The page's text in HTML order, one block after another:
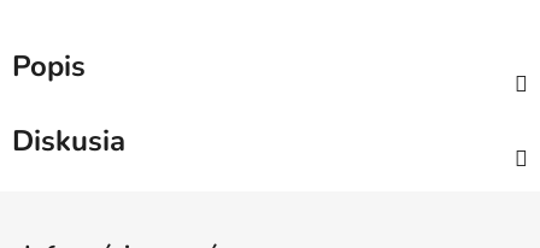
Popis
Diskusia